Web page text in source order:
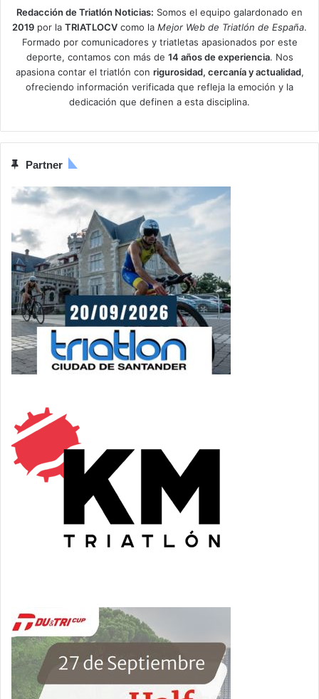
Redacción de Triatlón Noticias: Somos el equipo galardonado en
2019 por la TRIATLOCV como la Mejor Web de Triatlón de España.
Formado por comunicadores y triatletas apasionados por este
deporte, contamos con más de 14 años de experiencia. Nos
apasiona contar el triatlón con rigurosidad, cercanía y actualidad,
ofreciendo información verificada que refleja la emoción y la
dedicación que definen a esta disciplina.
Partner